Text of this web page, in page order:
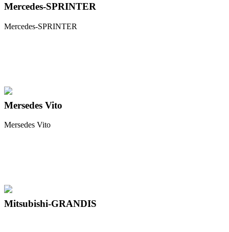
Mercedes-SPRINTER
Mercedes-SPRINTER
Mersedes Vito
Mersedes Vito
Mitsubishi-GRANDIS